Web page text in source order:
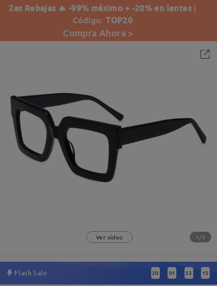
2as Rebajas 🔥 -99% máximo + -20% en lentes |
Código:TOP20
Compra Ahora >
Ver vídeo 1/9
Flash Sale 2D : 01 : 53 : 15